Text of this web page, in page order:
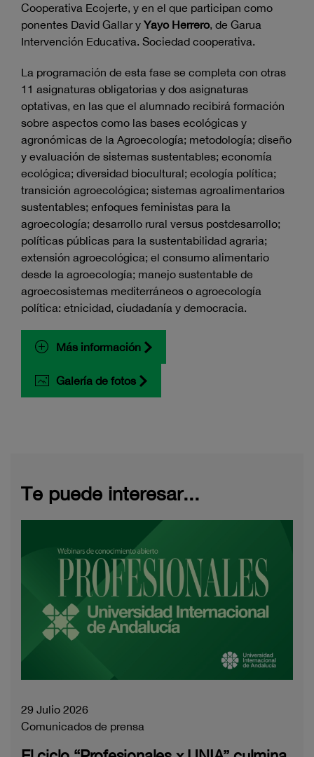
Cooperativa Ecojerte, y en el que participan como
ponentes David Gallar y Yayo Herrero, de Garua
Intervención Educativa. Sociedad cooperativa.
La programación de esta fase se completa con otras
11 asignaturas obligatorias y dos asignaturas
optativas, en las que el alumnado recibirá formación
sobre aspectos como las bases ecológicas y
agronómicas de la Agroecología; metodología; diseño
y evaluación de sistemas sustentables; economía
ecológica; diversidad biocultural; ecología política;
transición agroecológica; sistemas agroalimentarios
sustentables; enfoques feministas para la
agroecología; desarrollo rural versus postdesarrollo;
políticas públicas para la sustentabilidad agraria;
extensión agroecológica; el consumo alimentario
desde la agroecología; manejo sustentable de
agroecosistemas mediterráneos o agroecología
política: etnicidad, ciudadanía y democracia.
Más información
Galería de fotos
Te puede interesar...
29 Julio 2026
Comunicados de prensa